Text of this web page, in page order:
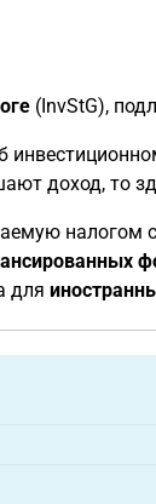
(InvStG),
доход, то
для